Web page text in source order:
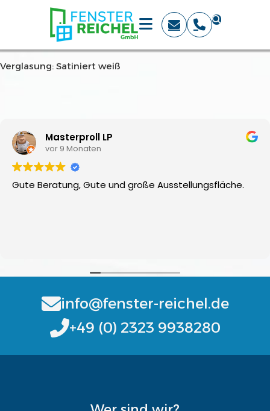
Verglasung: Satiniert weiß
Masterproll LP
vor 9 Monaten
Gute Beratung, Gute und große Ausstellungsfläche.
info@fenster-reichel.de
+49 (0) 2323 9938280